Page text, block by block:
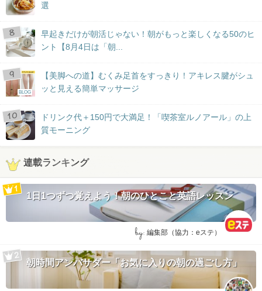
選
早起きだけが朝活じゃない！朝がもっと楽しくなる50のヒ
ント【8月4日は「朝...
BLOG
【美脚への道】むくみ足首をすっきり！アキレス腱がシュ
ッと見える簡単マッサージ
ドリンク代＋150円で大満足！「喫茶室ルノアール」の上
質モーニング
連載ランキング
1日1つずつ覚えよう！朝のひとこと英語レッスン
by: 編集部（協力：eステ）
朝時間アンバサダー「お気に入りの朝の過ごし方」